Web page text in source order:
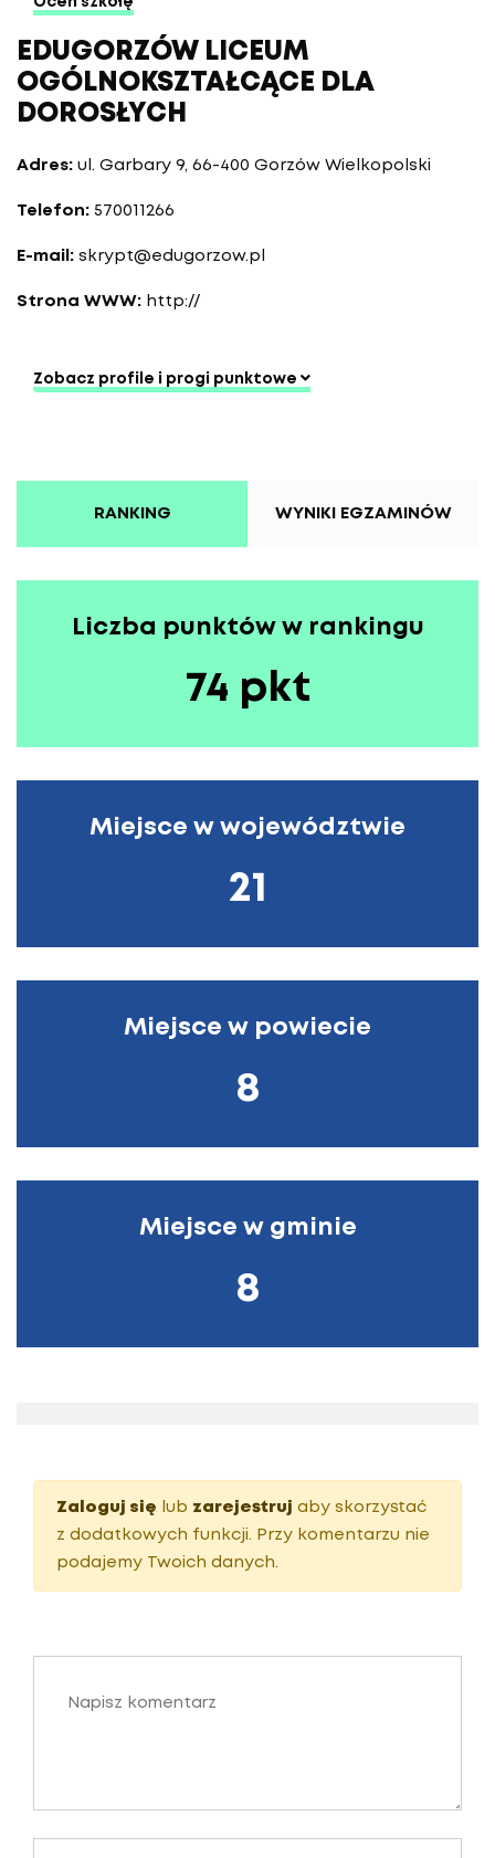
EDUGORZÓW LICEUM
OGÓLNOKSZTAŁCĄCE DLA
DOROSŁYCH
Adres: ul. Garbary 9, 66-400 Gorzów Wielkopolski
Telefon: 570011266
E-mail: skrypt@edugorzow.pl
Strona WWW: http://
Zobacz profile i progi punktowe
RANKING WYNIKI EGZAMINÓW
Liczba punktów w rankingu
74 pkt
Miejsce w województwie
21
Miejsce w powiecie
8
Miejsce w gminie
8
Zaloguj się lub zarejestruj aby skorzystać
z dodatkowych funkcji. Przy komentarzu nie
podajemy Twoich danych.